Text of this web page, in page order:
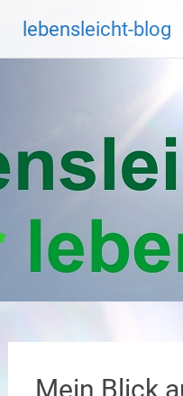
Inhalt
springen
lebensleicht-blog
Mein Blick